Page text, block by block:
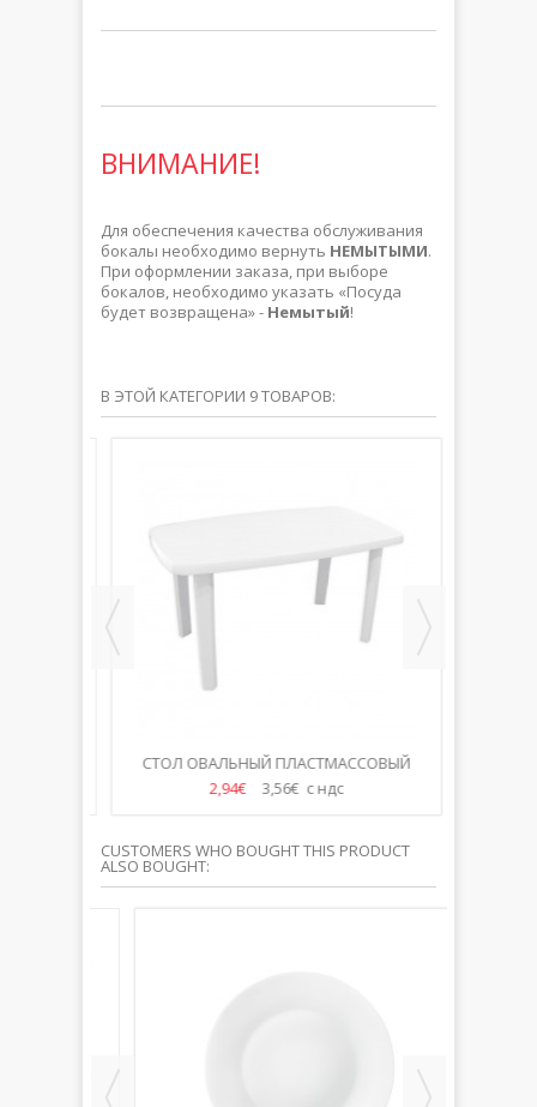
ВНИМАНИЕ!
Для обеспечения качества обслуживания
бокалы необходимо вернуть НЕМЫТЫМИ.
При оформлении заказа, при выборе
бокалов, необходимо указать «Посуда
будет возвращена» - Немытый!
В ЭТОЙ КАТЕГОРИИ 9 ТОВАРОВ:
СТОЛ ОВАЛЬНЫЙ ПЛАСТМАССОВЫЙ
135*80СМ
2,94€ 3,56€ с ндс
CUSTOMERS WHO BOUGHT THIS PRODUCT
ALSO BOUGHT: